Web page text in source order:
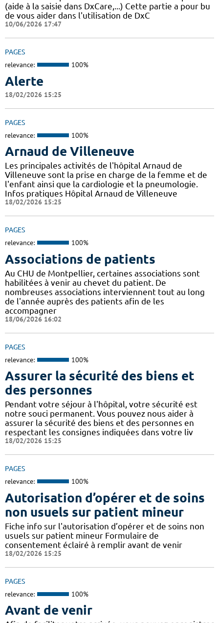
(aide à la saisie dans DxCare,...) Cette partie a pour bu
de vous aider dans l'utilisation de DxC
10/06/2026 17:47
PAGES
relevance: 100%
Alerte
18/02/2026 15:25
PAGES
relevance: 100%
Arnaud de Villeneuve
Les principales activités de l'hôpital Arnaud de
Villeneuve sont la prise en charge de la femme et de
l'enfant ainsi que la cardiologie et la pneumologie.
Infos pratiques Hôpital Arnaud de Villeneuve
18/02/2026 15:25
PAGES
relevance: 100%
Associations de patients
Au CHU de Montpellier, certaines associations sont
habilitées à venir au chevet du patient. De
nombreuses associations interviennent tout au long
de l'année auprès des patients afin de les
accompagner
18/06/2026 16:02
PAGES
relevance: 100%
Assurer la sécurité des biens et
des personnes
Pendant votre séjour à l'hôpital, votre sécurité est
notre souci permanent. Vous pouvez nous aider à
assurer la sécurité des biens et des personnes en
respectant les consignes indiquées dans votre liv
18/02/2026 15:25
PAGES
relevance: 100%
Autorisation d’opérer et de soins
non usuels sur patient mineur
Fiche info sur l'autorisation d’opérer et de soins non
usuels sur patient mineur Formulaire de
consentement éclairé à remplir avant de venir
18/02/2026 15:25
PAGES
relevance: 100%
Avant de venir